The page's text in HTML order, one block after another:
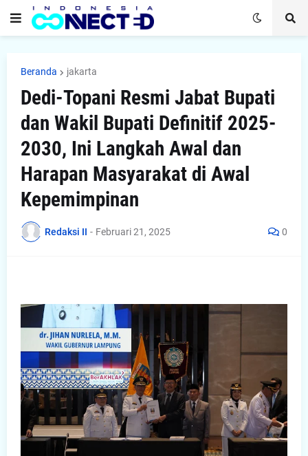
Beranda jakarta
Dedi-Topani Resmi Jabat Bupati
dan Wakil Bupati Definitif 2025-
2030, Ini Langkah Awal dan
Harapan Masyarakat di Awal
Kepemimpinan
Redaksi II - Februari 21, 2025 0